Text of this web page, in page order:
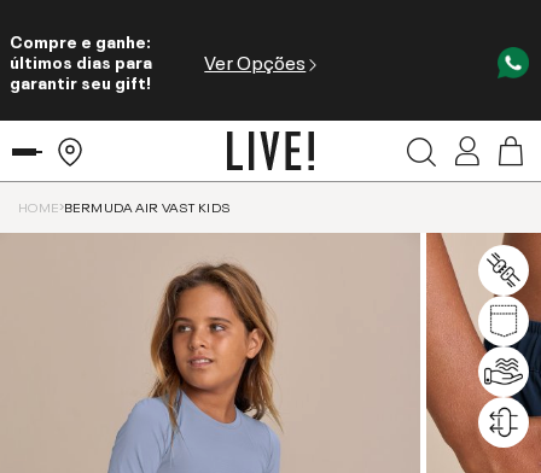
Compre e ganhe:
últimos dias para
garantir seu gift!
Ver Opções
HOME BERMUDA AIR VAST KIDS